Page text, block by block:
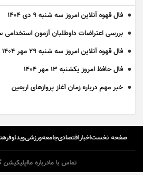
فال قهوه آنلاین امروز سه شنبه ۹ دی ۱۴۰۴
بررسی اعتراضات داوطلبان آزمون استخدامی سال
فال قهوه آنلاین امروز سه شنبه ۲۹ مهر ۱۴۰۴
فال حافظ امروز یکشنبه ۱۳ مهر ۱۴۰۴
خبر مهم درباره زمان آغاز پرواز‌های اربعین
صفحه نخستاخباراقتصادیجامعهورزشیویدئو
تماس با مادرباره مااپلیکیشن